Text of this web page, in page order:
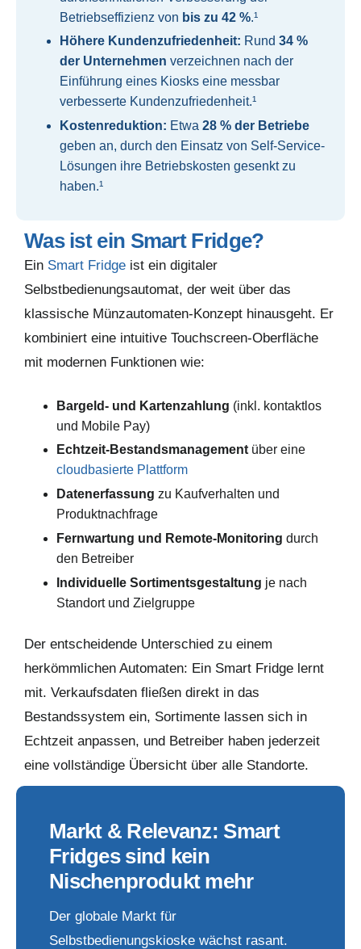
Betriebseffizienz von bis zu 42 %.¹
Höhere Kundenzufriedenheit: Rund 34 %
der Unternehmen verzeichnen nach der
Einführung eines Kiosks eine messbar
verbesserte Kundenzufriedenheit.¹
Kostenreduktion: Etwa 28 % der Betriebe
geben an, durch den Einsatz von Self-Service-
Lösungen ihre Betriebskosten gesenkt zu
haben.¹
Was ist ein Smart Fridge?
Ein Smart Fridge ist ein digitaler
Selbstbedienungsautomat, der weit über das
klassische Münzautomaten-Konzept hinausgeht. Er
kombiniert eine intuitive Touchscreen-Oberfläche
mit modernen Funktionen wie:
Bargeld- und Kartenzahlung (inkl. kontaktlos
und Mobile Pay)
Echtzeit-Bestandsmanagementüber eine
cloudbasierte Plattform
Datenerfassung zu Kaufverhalten und
Produktnachfrage
Fernwartung und Remote-Monitoring durch
den Betreiber
Individuelle Sortimentsgestaltung je nach
Standort und Zielgruppe
Der entscheidende Unterschied zu einem
herkömmlichen Automaten: Ein Smart Fridge lernt
mit. Verkaufsdaten fließen direkt in das
Bestandssystem ein, Sortimente lassen sich in
Echtzeit anpassen, und Betreiber haben jederzeit
eine vollständige Übersicht über alle Standorte.
Markt & Relevanz: Smart
Fridges sind kein
Nischenprodukt mehr
Der globale Markt für
Selbstbedienungskioske wächst rasant.